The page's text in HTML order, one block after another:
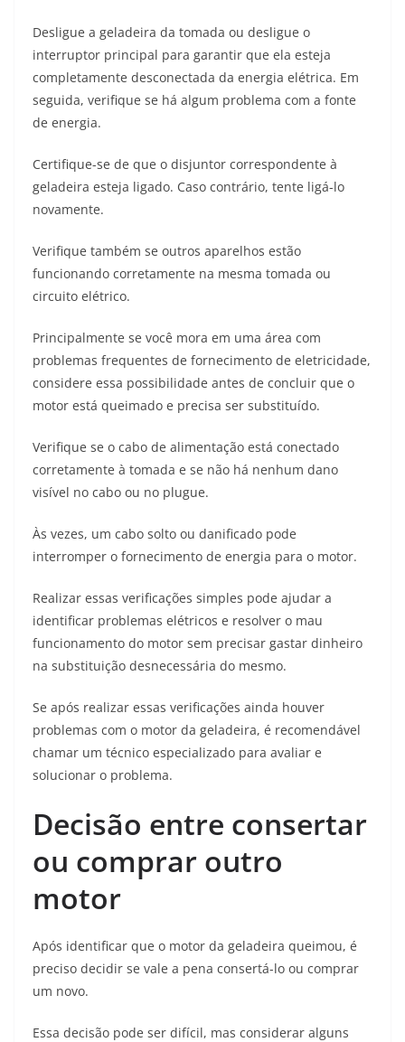
Desligue a geladeira da tomada ou desligue o
interruptor principal para garantir que ela esteja
completamente desconectada da energia elétrica. Em
seguida, verifique se há algum problema com a fonte
de energia.
Certifique-se de que o disjuntor correspondente à
geladeira esteja ligado. Caso contrário, tente ligá-lo
novamente.
Verifique também se outros aparelhos estão
funcionando corretamente na mesma tomada ou
circuito elétrico.
Principalmente se você mora em uma área com
problemas frequentes de fornecimento de eletricidade,
considere essa possibilidade antes de concluir que o
motor está queimado e precisa ser substituído.
Verifique se o cabo de alimentação está conectado
corretamente à tomada e se não há nenhum dano
visível no cabo ou no plugue.
Às vezes, um cabo solto ou danificado pode
interromper o fornecimento de energia para o motor.
Realizar essas verificações simples pode ajudar a
identificar problemas elétricos e resolver o mau
funcionamento do motor sem precisar gastar dinheiro
na substituição desnecessária do mesmo.
Se após realizar essas verificações ainda houver
problemas com o motor da geladeira, é recomendável
chamar um técnico especializado para avaliar e
solucionar o problema.
Decisão entre consertar
ou comprar outro
motor
Após identificar que o motor da geladeira queimou, é
preciso decidir se vale a pena consertá-lo ou comprar
um novo.
Essa decisão pode ser difícil, mas considerar alguns